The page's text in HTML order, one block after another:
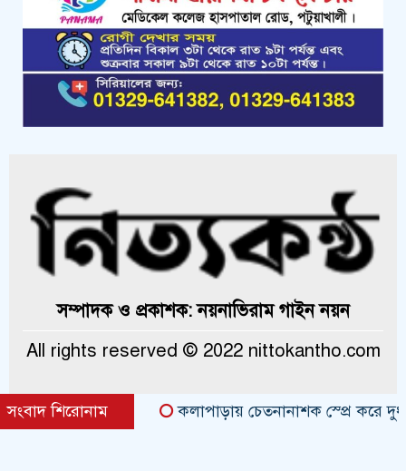
সম্পাদক ও প্রকাশক: নয়নাভিরাম গাইন নয়ন
All rights reserved © 2022 nittokantho.com
সংবাদ শিরোনাম কলাপাড়ায় চেতনানাশক স্প্রে করে দুর্ধর্ষ
Theme Created By